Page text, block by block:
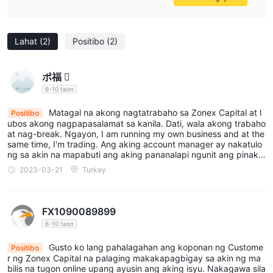
Minimum Deposit: $100
Maximum Leverage: 1:200
mangangalakal na pumili ng uri ng account na naaayon sa
kanilang tolerance sa panganib, puhunan, at mga kagustuhan
sa pag-trade.
Leverage
Zonex Capital ay nag-aalok ng isang maximum na trading
leverage na 1:400. Ang leverage sa trading ay nagbibigay-
Sa isang ratio ng leverage na 1:400, ang mga trader ay
maaaring palakihin ang kanilang kita o pagkalugi ng 400 beses
ang halaga ng unang puhunan. Bagaman ang mas mataas na
leverage ay maaaring magpataas ng potensyal na kita, ito rin
Lahat (2) Positibo (2)
ポ福 
6-10 taon
Positibo
Matagal na akong nagtatrabaho sa Zonex Capital at l
ubos akong nagpapasalamat sa kanila. Dati, wala akong trabaho
at nag-break. Ngayon, I am running my own business and at the
same time, I'm trading. Ang aking account manager ay nakatulo
ng sa akin na mapabuti ang aking pananalapi ngunit ang pinaka
mahalaga ay tinulungan niya akong makahanap ng motibasyon
at layunin.
2023-03-21 Turkey
FX1090089899
6-10 taon
Positibo
Gusto ko lang pahalagahan ang koponan ng Custome
r ng Zonex Capital na palaging makakapagbigay sa akin ng ma
bilis na tugon online upang ayusin ang aking isyu. Nakagawa sila